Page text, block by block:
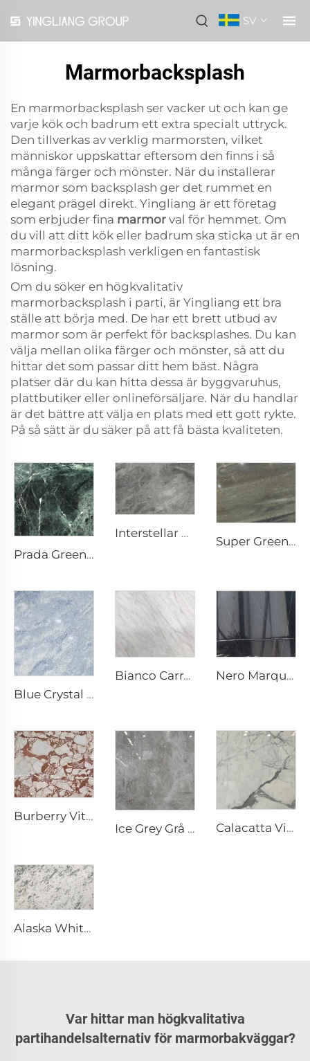
SV
Marmorbacksplash
En marmorbacksplash ser vacker ut och kan ge
varje kök och badrum ett extra specialt uttryck.
Den tillverkas av verklig marmorsten, vilket
människor uppskattar eftersom den finns i så
många färger och mönster. När du installerar
marmor som backsplash ger det rummet en
elegant prägel direkt. Yingliang är ett företag
som erbjuder fina marmor val för hemmet. Om
du vill att ditt kök eller badrum ska sticka ut är en
marmorbacksplash verkligen en fantastisk
lösning.
Om du söker en högkvalitativ
marmorbacksplash i parti, är Yingliang ett bra
ställe att börja med. De har ett brett utbud av
marmor som är perfekt för backsplashes. Du kan
välja mellan olika färger och mönster, så att du
hittar det som passar ditt hem bäst. Några
platser där du kan hitta dessa är byggvaruhus,
plattbutiker eller onlineförsäljare. När du handlar
är det bättre att välja en plats med ett gott rykte.
På så sätt är du säker på att få bästa kvaliteten.
Prada Green Grön Naturlig Sten Marmor med Vita Ådror & Mönster
Interstellar Grey Grå Naturlig Sten Marmor med Fläckig Struktur & Silvrig-Grå Fläckar
Super Green Natursten Marmor
Blue Crystal Gray Vit Naturlig sten marmor med blågrå struktur och ljusa prickar
Bianco Carrara Vit Natursten Marmor med Ljusgrå Ådror Nero Marquina Svart Naturlig sten marmor med vit sprickad ådertextur
Burberry Vit Natursten Marmor med Oregelbunden Rödbrun Mönster
Ice Grey Grå Natursten Marmor med Oregelbunden Vita Sprickådror
Calacatta Vit Natursten Marmor med Grå Ådror & Mönster
Alaska White Vit Natursten Marmor med Grå Fläckig Fragmenterad Struktur
Var hittar man högkvalitativa
partihandelsalternativ för marmorbakväggar?